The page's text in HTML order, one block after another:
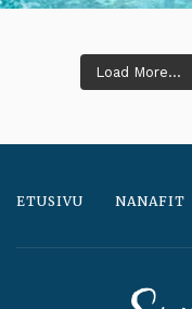
Load More...
ETUSIVU NANAFIT